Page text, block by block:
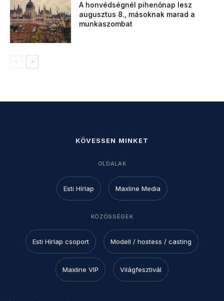
A honvédségnél pihenőnap lesz
augusztus 8., másoknak marad a
munkaszombat
KÖVESSEN MINKET
OLDALAK
Esti Hírlap Maxline Media
KÖZÖSSÉGEK
Esti Hírlap csoport Modell / hostess / casting
Maxline VIP Világfesztivál